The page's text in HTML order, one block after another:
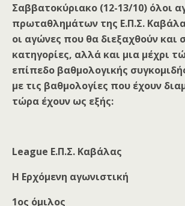
Σαββατοκύριακο (12-13/10) όλοι
πρωταθλημάτων της Ε.Π.Σ.
οι αγώνες που θα διεξαχθούν και
κατηγορίες, αλλά και μια μέχρι
επίπεδο βαθμολογικής
με τις βαθμολογίες που έχουν
τώρα έχουν ως εξής:
League Ε.Π.Σ. Καβάλας
Η Ερχόμενη αγωνιστική
1ος όμιλος